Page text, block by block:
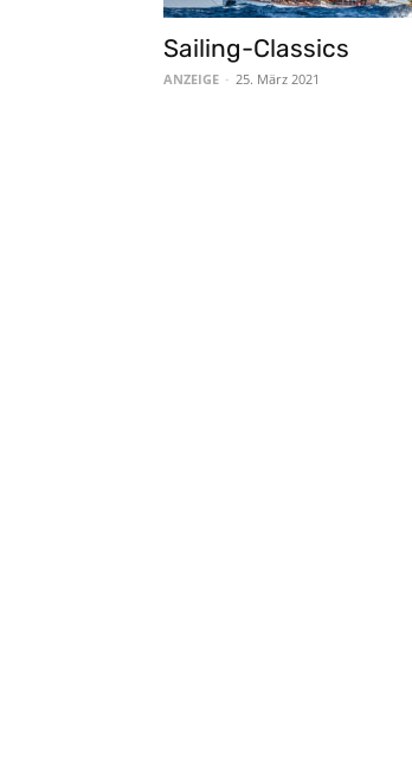
Sailing-Classics
ANZEIGE - 25. März 2021